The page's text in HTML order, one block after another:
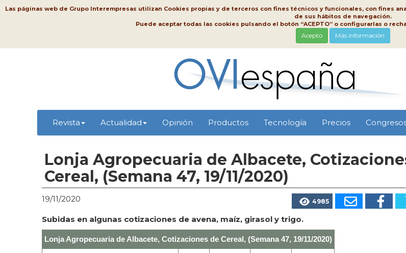
Las páginas web de Grupo Interempresas utilizan Cookies propias y de terceros con fines técnicos y funcionales, con fines
de sus hábitos de navegación.
Puede aceptar todas las cookies pulsando el botón “ACEPTO” o configurarlas o
Acepto Más información
Revista Actualidad Opinión Productos Tecnología Precios
Lonja Agropecuaria de Albacete,
Cereal, (Semana 47, 19/11/2020)
19/11/2020 4985
Subidas en algunas cotizaciones de avena, maíz, girasol y trigo.
Lonja Agropecuaria de Albacete, Cotizaciones de Cereal, (Semana 47, 19/11/2020)